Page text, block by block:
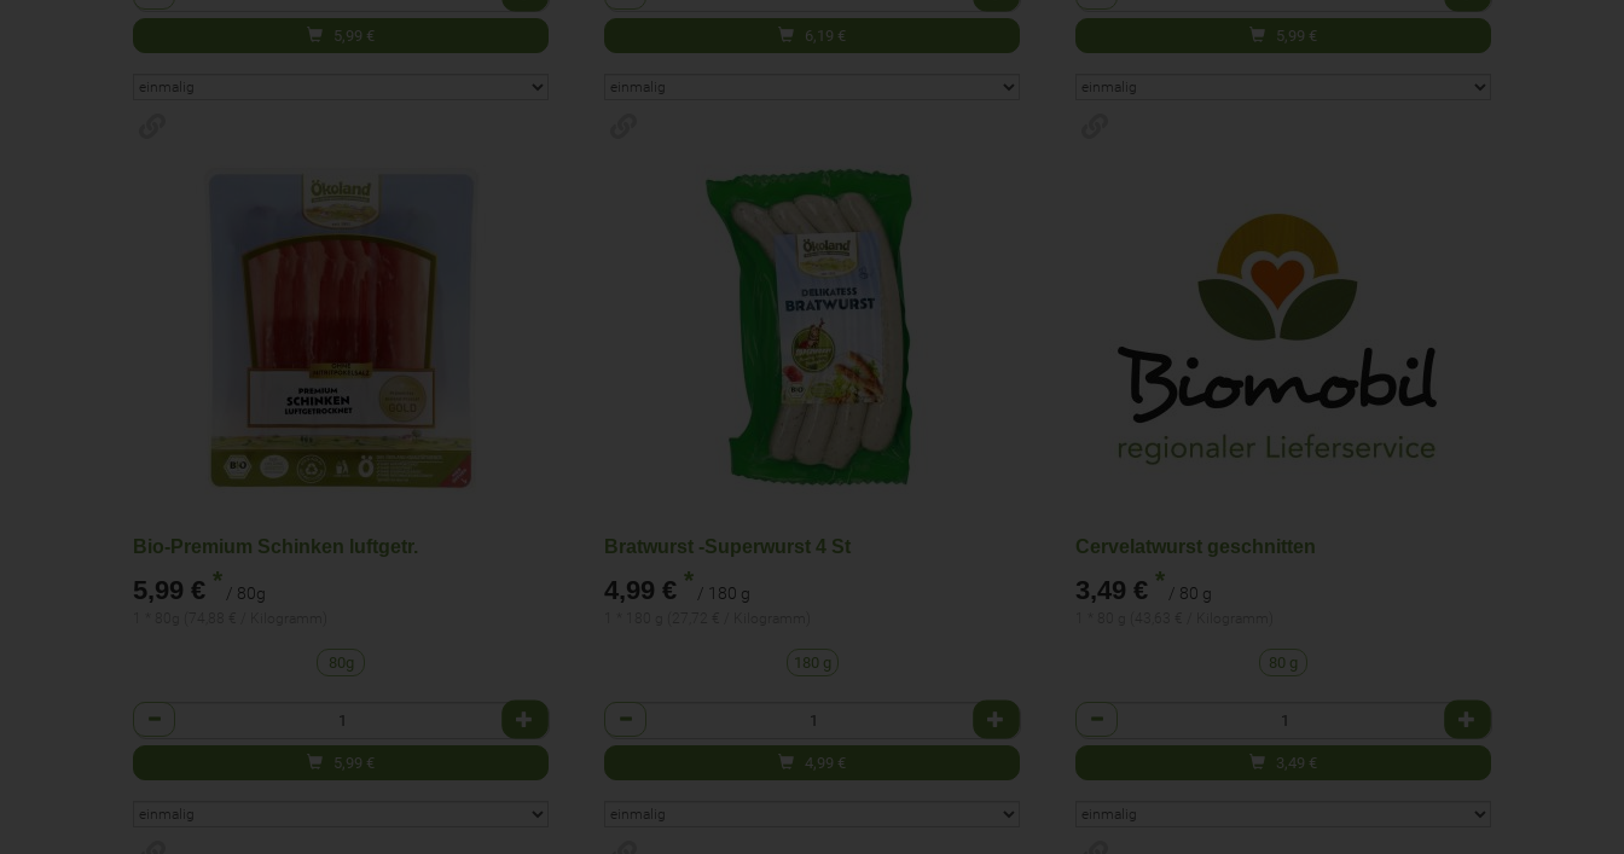
5,99 € 6,19 € 5,99 €
Bio-Premium Schinken luftgetr.
5,99 € * / 80g
80g
Anzahl
5,99 €
Bratwurst -Superwurst 4 St
4,99 € * / 180 g
180 g
Anzahl
4,99 €
Cervelatwurst geschnitten
3,49 € * / 80 g
80 g
Anzahl
3,49 €